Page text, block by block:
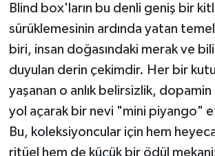
Blind box'ların bu denli geniş bir
sürüklemesinin ardında yatan
biri, insan doğasındaki merak ve
duyulan derin çekimdir. Her bir
yaşanan o anlık belirsizlik, dopamin
yol açarak bir nevi "mini piyango"
Bu, koleksiyoncular için hem
ritüel hem de küçük bir ödül